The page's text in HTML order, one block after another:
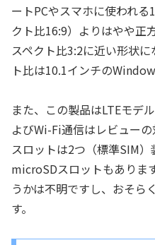
ートPCやスマホに使われ
クト比16:9）よりはやや正
スペクト比3:2に近い形状
ト比は10.1インチの
また、この製品はLTEモデ
よびWi-Fi通信はレビュー
スロットは2つ（標準SIM
microSDスロットもありま
うかは不明ですし、おそら
す。